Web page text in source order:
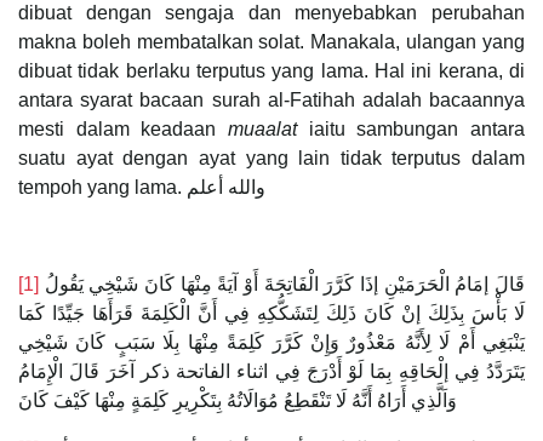
dibuat dengan sengaja dan menyebabkan perubahan
makna boleh membatalkan solat. Manakala, ulangan yang
dibuat tidak berlaku terputus yang lama. Hal ini kerana, di
antara syarat bacaan surah al-Fatihah adalah bacaannya
mesti dalam keadaan muaalat iaitu sambungan antara
suatu ayat dengan ayat yang lain tidak terputus dalam
tempoh yang lama. والله أعلم
[1]
لَا بَأْسَ بِذَلِكَ إنْ كَانَ ذَلِكَ لِتَشَكُّكِهِ فِي أَنَّ الْكَلِمَةَ قَرَأَهَا جَيِّدًا كَمَا
يَنْبَغِي أَمْ لَا لِأَنَّهُ مَعْذُورٌ وَإِنْ كَرَّرَ كَلِمَةً مِنْهَا بِلَا سَبَبٍ كَانَ شَيْخِي
يَتَرَدَّدُ فِي إلْحَاقِهِ بِمَا لَوْ أَدْرَجَ فِي اثناء الفاتحة ذكر آخَرَ قَالَ الْإِمَامُ
وَاَلَّذِي أَرَاهُ أَنَّهُ لَا تَنْقَطِعُ مُوَالَاتُهُ بِتَكْرِيرِ كَلِمَةٍ مِنْهَا كَيْفَ كَانَ